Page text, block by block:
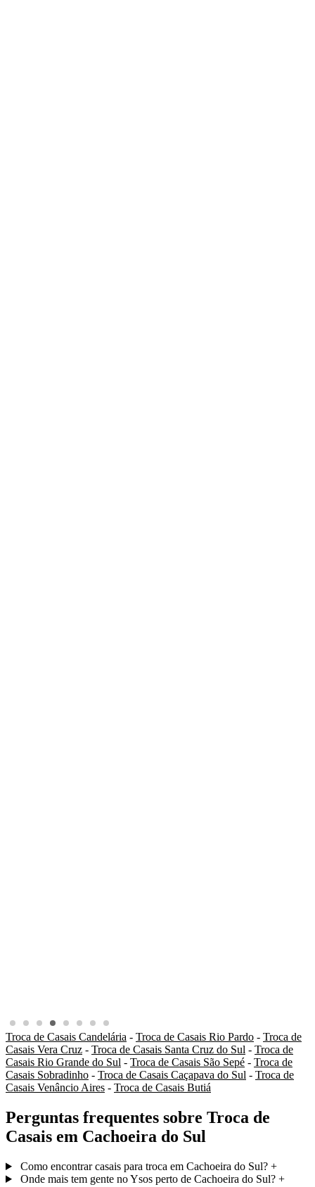
Troca de Casais Candelária - Troca de Casais Rio Pardo - Troca de
Casais Vera Cruz - Troca de Casais Santa Cruz do Sul - Troca de
Casais Rio Grande do Sul - Troca de Casais São Sepé - Troca de
Casais Sobradinho - Troca de Casais Caçapava do Sul - Troca de
Casais Venâncio Aires - Troca de Casais Butiá
Perguntas frequentes sobre Troca de
Casais em Cachoeira do Sul
Como encontrar casais para troca em Cachoeira do Sul? +
Onde mais tem gente no Ysos perto de Cachoeira do Sul? +